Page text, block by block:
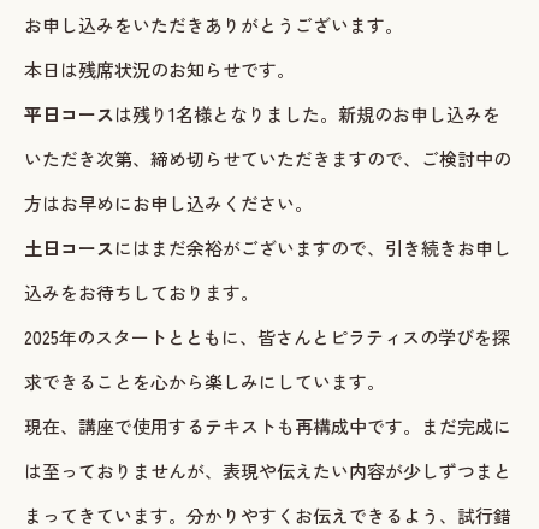
お申し込みをいただきありがとうございます。
本日は残席状況のお知らせです。
平日コースは残り1名様となりました。新規のお申し込みを
いただき次第、締め切らせていただきますので、ご検討中の
方はお早めにお申し込みください。
土日コースにはまだ余裕がございますので、引き続きお申し
込みをお待ちしております。
2025年のスタートとともに、皆さんとピラティスの学びを探
求できることを心から楽しみにしています。
現在、講座で使用するテキストも再構成中です。まだ完成に
は至っておりませんが、表現や伝えたい内容が少しずつまと
まってきています。分かりやすくお伝えできるよう、試行錯